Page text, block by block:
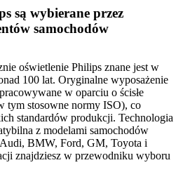
są wybierane przez
samochodów
oświetlenie Philips znane jest w
100 lat. Oryginalne wyposażenie
w oparciu o ścisłe
tym stosowne normy ISO), co
standardów produkcji. Technologia
z modelami samochodów
BMW, Ford, GM, Toyota i
znajdziesz w przewodniku wyboru